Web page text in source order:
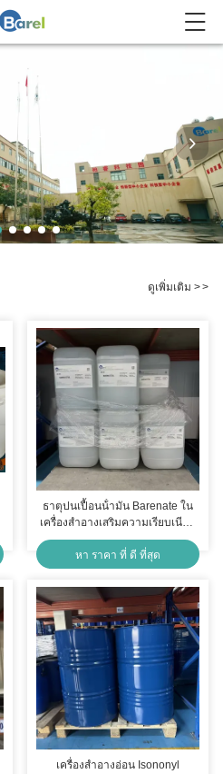
ดูเพิ่มเติม >>
ธาตุปนเปื้อนน้ํามัน Barenate ใน
เครื่องสําอางเสริมความเรียบเนียน
ของผิว
หา ราคา ที่ ดี ที่สุด
เครื่องสําอางอ่อน Isononyl